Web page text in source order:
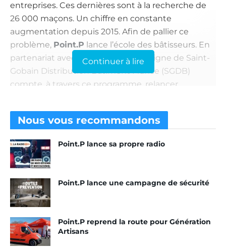
entreprises. Ces dernières sont à la recherche de
26 000 maçons. Un chiffre en constante
augmentation depuis 2015. Afin de pallier ce
problème, Point.P lance l’école des bâtisseurs. En
partenariat avec les BTP-CFA, l’enseigne de Saint-
Gobain Distribution Bâtiment France (SGDB)
compte, à travers ce programme, relancer
générations.
Une profession suivie par
Point P
La nouvelle école des bâtisseurs souhaite préparer,
en un an, les jeunes de 18 à 29 ans au métier de
maçon. Une profession en constante évolution.
Qui met de plus en plus l’accent sur la transition
écologique, les nouveaux systèmes constructifs et
le digital.« Avec Point.P, nous partageons la même
Continuer à lire
Nous vous recommandons
Point.P lance sa propre radio
Point.P lance une campagne de sécurité
Point.P reprend la route pour Génération
Artisans